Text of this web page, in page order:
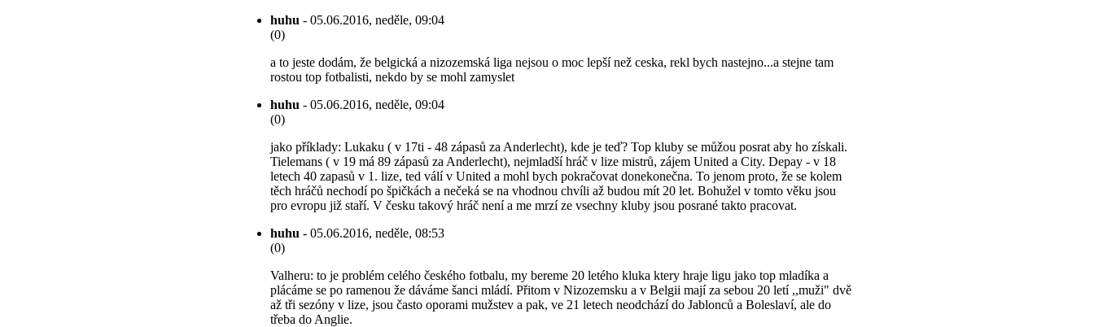
huhu - 05.06.2016, neděle, 09:04
(0)
a to jeste dodám, že belgická a nizozemská liga nejsou o moc lepší než ceska, rekl bych nastejno...a stejne tam
rostou top fotbalisti, nekdo by se mohl zamyslet
huhu - 05.06.2016, neděle, 09:04
(0)
jako příklady: Lukaku ( v 17ti - 48 zápasů za Anderlecht), kde je teď? Top kluby se můžou posrat aby ho získali.
Tielemans ( v 19 má 89 zápasů za Anderlecht), nejmladší hráč v lize mistrů, zájem United a City. Depay - v 18
letech 40 zapasů v 1. lize, ted válí v United a mohl bych pokračovat donekonečna. To jenom proto, že se kolem
těch hráčů nechodí po špičkách a nečeká se na vhodnou chvíli až budou mít 20 let. Bohužel v tomto věku jsou
pro evropu již staří. V česku takový hráč není a me mrzí ze vsechny kluby jsou posrané takto pracovat.
huhu - 05.06.2016, neděle, 08:53
(0)
Valheru: to je problém celého českého fotbalu, my bereme 20 letého kluka ktery hraje ligu jako top mladíka a
plácáme se po ramenou že dáváme šanci mládí. Přitom v Nizozemsku a v Belgii mají za sebou 20 letí ,,muži" dvě
až tři sezóny v lize, jsou často oporami mužstev a pak, ve 21 letech neodchází do Jablonců a Boleslaví, ale do
třeba do Anglie.